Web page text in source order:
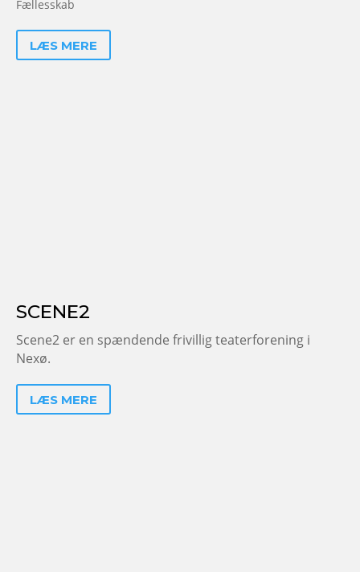
Fællesskab
LÆS MERE
SCENE2
Scene2 er en spændende frivillig teaterforening i
Nexø.
LÆS MERE